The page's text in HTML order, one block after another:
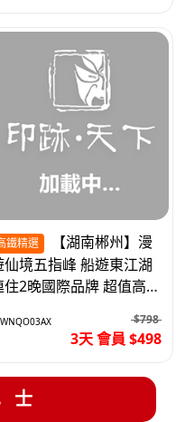
鐵精選
仙境五指峰 船遊東江湖
住2晚國際品牌 超值高
WNQO03AX $798
3天 會員 $498
士